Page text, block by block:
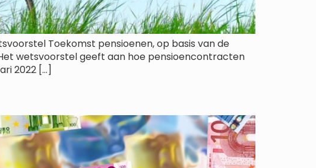
Toekomst pensioenen, op basis van de
wetsvoorstel geeft aan hoe pensioencontracten
2022 […]